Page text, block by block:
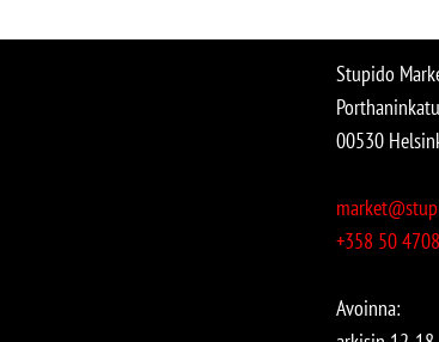
Stupido
00530
+358 50
Avoinna: